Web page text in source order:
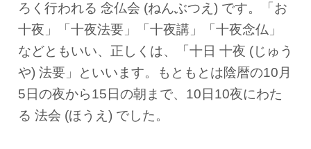
ろく行われる 念仏会 (ねんぶつえ) です。「お
十夜」「十夜法要」「十夜講」「十夜念仏」
などともいい、正しくは、「十日 十夜 (じゅう
や) 法要」といいます。もともとは陰暦の10月
5日の夜から15日の朝まで、10日10夜にわた
る 法会 (ほうえ) でした。